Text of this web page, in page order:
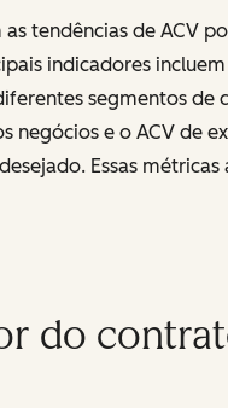
tendências de ACV
indicadores
segmentos de
negócios e o ACV de
Essas
do